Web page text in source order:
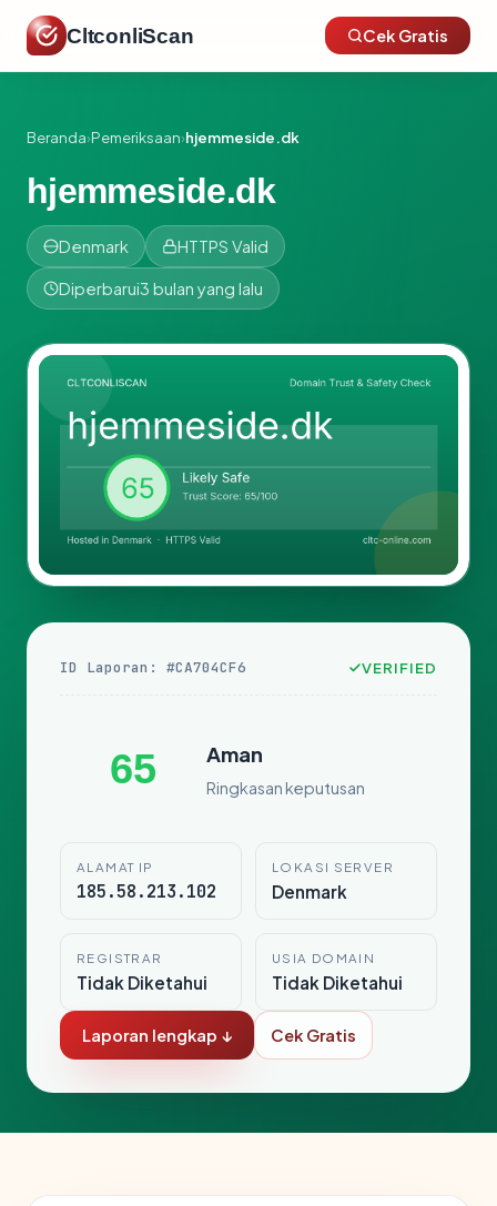
CltconliScan Cek Gratis
Beranda›Pemeriksaan›hjemmeside.dk
hjemmeside.dk
Denmark HTTPS Valid
Diperbarui3 bulan yang lalu
ID Laporan: #CA704CF6 VERIFIED
65 Aman
Ringkasan keputusan
ALAMAT IP
185.58.213.102
LOKASI SERVER
Denmark
REGISTRAR
Tidak Diketahui
USIA DOMAIN
Tidak Diketahui
Laporan lengkap ↓ Cek Gratis